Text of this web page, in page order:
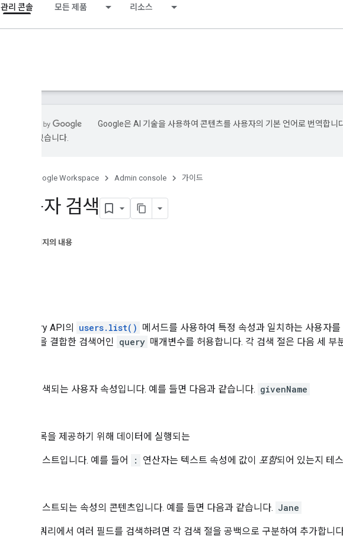
관리 콘솔 모든 제품 리소스
Google은 AI 기술을 사용하여 콘텐츠를 사용자의 기본 언어로 번역합니
있을 수 있습니다.
Google Workspace Admin console 가이드
사용자 검색
이 페이지의 내용
Directory API의 users.list() 메서드를 사용하여 특정 속성과 일치하는 사용자
검색 절을 결합한 검색어인 query 매개변수를 허용합니다. 각 검색 절은 다음 세 부
검색되는 사용자 속성입니다. 예를 들면 다음과 같습니다. givenName
일치 항목을 제공하기 위해 데이터에 실행되는
테스트입니다. 예를 들어 : 연산자는 텍스트 속성에 값이 포함되어 있는지 테
테스트되는 속성의 콘텐츠입니다. 예를 들면 다음과 같습니다. Jane
하나의 쿼리에서 여러 필드를 검색하려면 각 검색 절을 공백으로 구분하여 추가합니